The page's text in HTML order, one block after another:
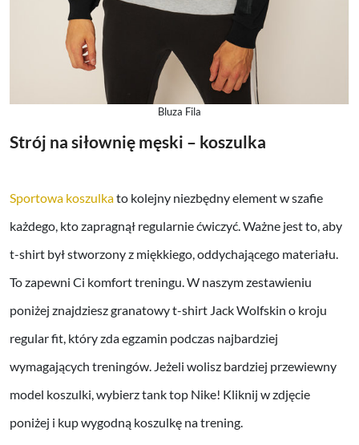
Bluza Fila
Strój na siłownię męski – koszulka
Sportowa koszulkato kolejny niezbędny element w szafie
każdego, kto zapragnął regularnie ćwiczyć. Ważne jest to, aby
t-shirt był stworzony z miękkiego, oddychającego materiału.
To zapewni Ci komfort treningu. W naszym zestawieniu
poniżej znajdziesz granatowy t-shirt Jack Wolfskin o kroju
regular fit, który zda egzamin podczas najbardziej
wymagających treningów. Jeżeli wolisz bardziej przewiewny
model koszulki, wybierz tank top Nike! Kliknij w zdjęcie
poniżej i kup wygodną koszulkę na trening.